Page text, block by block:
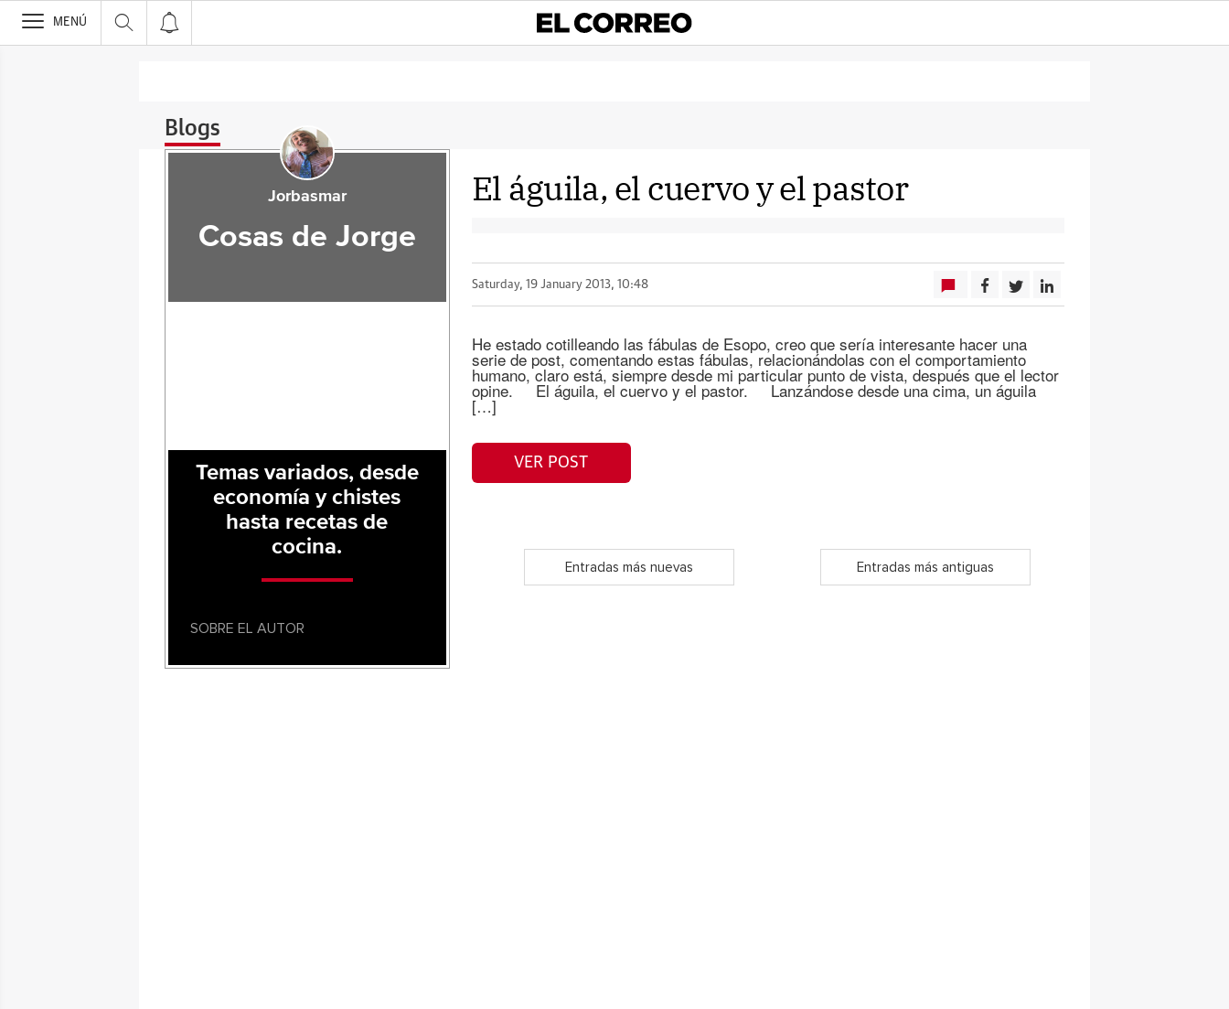
>
MENÚ
Blogs
El águila, el cuervo y el pastor
Saturday, 19 January 2013, 10:48
He estado cotilleando las fábulas de Esopo, creo que sería interesante hacer una
serie de post, comentando estas fábulas, relacionándolas con el comportamiento
humano, claro está, siempre desde mi particular punto de vista, después que el lector
opine. El águila, el cuervo y el pastor. Lanzándose desde una cima, un águila
[…]
VER POST
Entradas más nuevas Entradas más antiguas
Jorbasmar
Cosas de Jorge
Temas variados, desde
economía y chistes
hasta recetas de
cocina.
SOBRE EL AUTOR